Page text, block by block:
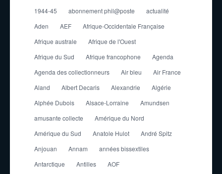
1944-45
abonnement phil@poste
actualité
Aden
AEF
Afrique-Occidentale Française
Afrique australe
Afrique de l'Ouest
Afrique du Sud
Afrique francophone
Agenda
Agenda des collectionneurs
Air bleu
Air France
Aland
Albert Decaris Alexandrie
Algérie
Alphée Dubois
Alsace-Lorraine
Amundsen
amusante collecte
Amérique du Nord
Amérique du Sud
Anatole Hulot
André Spitz
Anjouan
Annam
années bissextiles
Antarctique
Antilles
AOF